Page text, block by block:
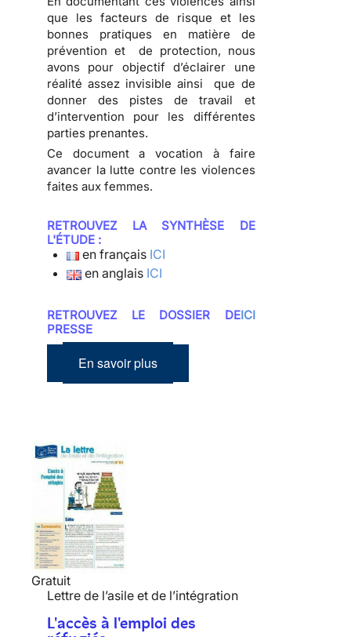
que les facteurs de risque et les
bonnes pratiques en matière de
prévention et de protection, nous
avons pour objectif d’éclairer une
réalité assez invisible ainsi que de
donner des pistes de travail et
d’intervention pour les différentes
parties prenantes.
Ce document a vocation à faire
avancer la lutte contre les violences
faites aux femmes.
RETROUVEZ LA SYNTHÈSE DE
L'ÉTUDE :
en français ICI
en anglais ICI
RETROUVEZ LE DOSSIER DE
PRESSE
ICI
En savoir plus
Gratuit
Lettre de l’asile et de l’intégration
L'accès à l'emploi des